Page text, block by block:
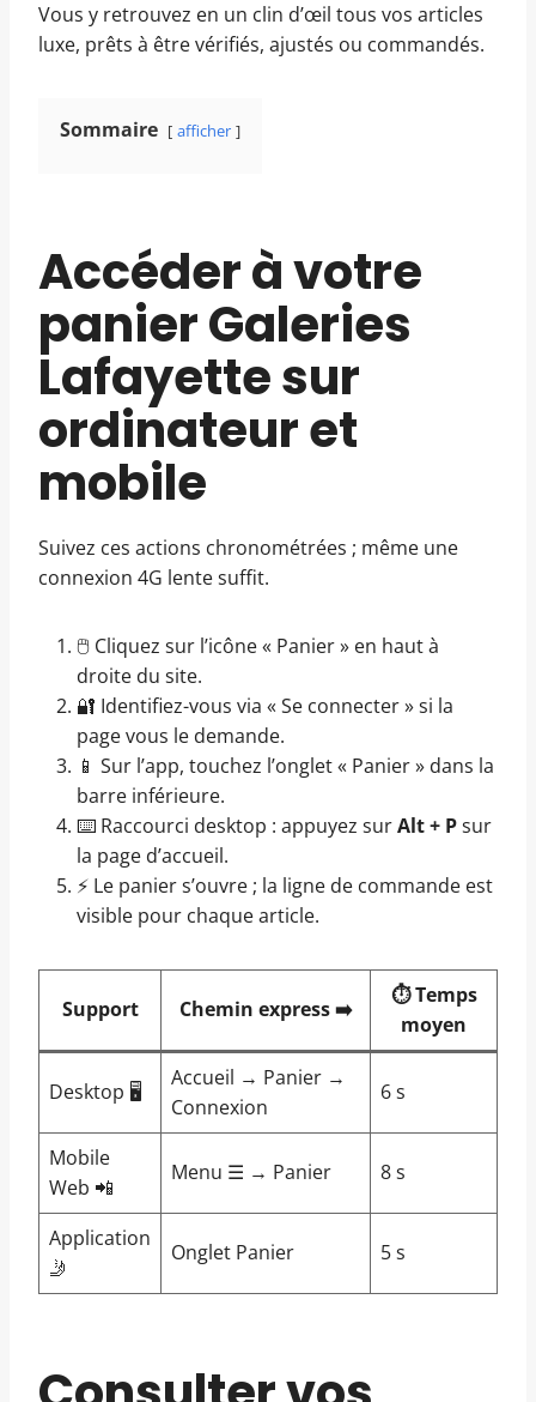
Vous y retrouvez en un clin d’œil tous vos articles
luxe, prêts à être vérifiés, ajustés ou commandés.
Sommaire afficher
Accéder à votre
panier Galeries
Lafayette sur
ordinateur et
mobile
Suivez ces actions chronométrées ; même une
connexion 4G lente suffit.
🖱️ Cliquez sur l’icône « Panier » en haut à
droite du site.
🔐 Identifiez-vous via « Se connecter » si la
page vous le demande.
📱 Sur l’app, touchez l’onglet « Panier » dans la
barre inférieure.
⌨️ Raccourci desktop : appuyez surAlt + Psur
la page d’accueil.
⚡ Le panier s’ouvre ; la ligne de commande est
visible pour chaque article.
Support Chemin express ➡️
⏱️ Temps
moyen
Desktop 🖥️
Accueil → Panier →
Connexion
6 s
Mobile
Web 📲
Menu ☰ → Panier 8 s
Application
🤳
Onglet Panier 5 s